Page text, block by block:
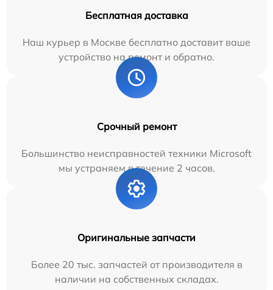
Бесплатная доставка
Наш курьер в Москве бесплатно доставит ваше
устройство на ремонт и обратно.
Срочный ремонт
Большинство неисправностей техники Microsoft
мы устраняем в течение 2 часов.
Оригинальные запчасти
Более 20 тыс. запчастей от производителя в
наличии на собственных складах.